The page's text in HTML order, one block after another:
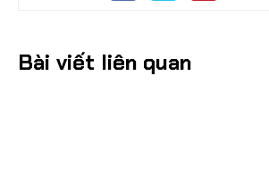
Bài viết liên quan